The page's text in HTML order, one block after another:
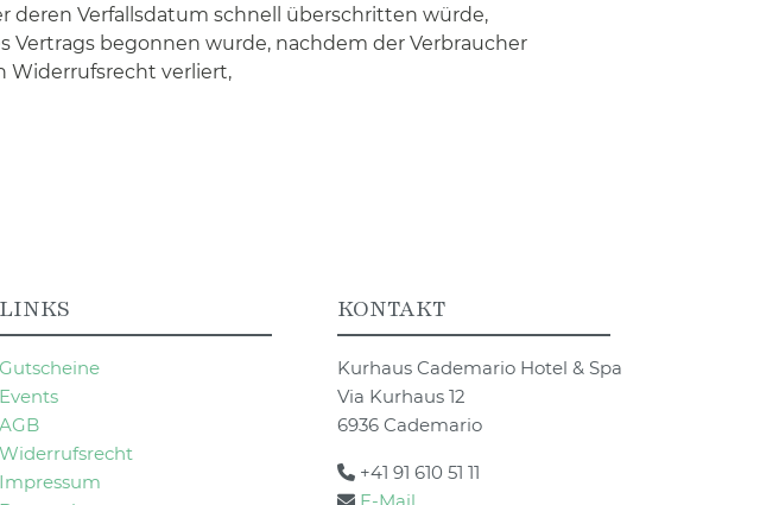
deren Verfallsdatum schnell überschritten würde,
begonnen wurde, nachdem der Verbraucher
Widerrufsrecht verliert,
LINKS
Gutscheine
Events
AGB
Widerrufsrecht
Impressum
KONTAKT
Kurhaus Cademario Hotel & Spa
Via Kurhaus 12
6936 Cademario
+41 91 610 51 11